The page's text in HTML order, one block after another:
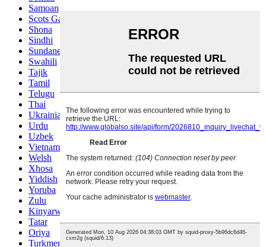
Samoan
Scots Gaelic
Shona
Sindhi
Sundanese
Swahili
Tajik
Tamil
Telugu
Thai
Ukrainian
Urdu
Uzbek
Vietnamese
Welsh
Xhosa
Yiddish
Yoruba
Zulu
Kinyarwanda
Tatar
Oriya
Turkmen